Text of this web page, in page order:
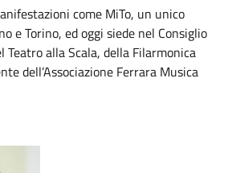
come MiTo, un unico
e Torino, ed oggi siede nel Consiglio
Teatro alla Scala, della Filarmonica
dell’Associazione Ferrara Musica